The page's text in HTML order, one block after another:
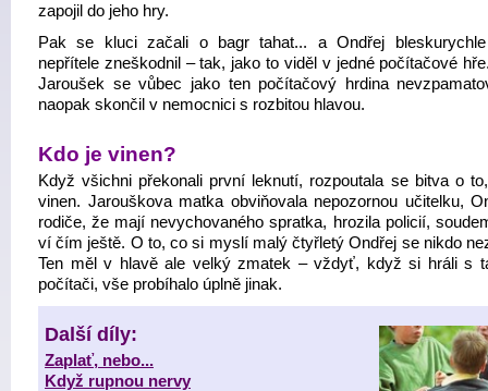
zapojil do jeho hry.
Pak se kluci začali o bagr tahat... a Ondřej
nepřítele zneškodnil – tak, jako to viděl v jedné počítačové
Jaroušek se vůbec jako ten počítačový hrdina
naopak skončil v nemocnici s rozbitou hlavou.
Kdo je vinen?
Když všichni překonali první leknutí, rozpoutala se bitva o
vinen. Jarouškova matka obviňovala nepozornou učitelku,
rodiče, že mají nevychovaného spratka, hrozila policií,
ví čím ještě. O to, co si myslí malý čtyřletý Ondřej se nikdo
Ten měl v hlavě ale velký zmatek – vždyť, když si hráli s
počítači, vše probíhalo úplně jinak.
Další díly:
Zaplať, nebo...
Když rupnou nervy